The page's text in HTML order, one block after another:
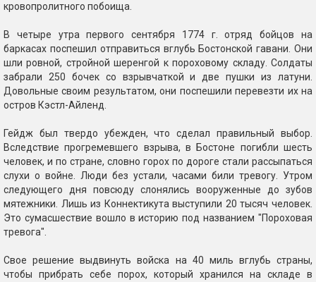
кровопролитного побоища.
В четыре утра первого сентября 1774 г. отряд бойцов на
баркасах поспешил отправиться вглубь Бостонской гавани. Они
шли ровной, стройной шеренгой к пороховому складу. Солдаты
забрали 250 бочек со взрывчаткой и две пушки из латуни.
Довольные своим результатом, они поспешили перевезти их на
остров Кэстл-Айленд.
Гейдж был твердо убежден, что сделал правильный выбор.
Вследствие прогремевшего взрыва, в Бостоне погибли шесть
человек, и по стране, словно горох по дороге стали рассыпаться
слухи о войне. Люди без устали, часами били тревогу. Утром
следующего дня повсюду слонялись вооруженные до зубов
мятежники. Лишь из Коннектикута выступили 20 тысяч человек.
Это сумасшествие вошло в историю под названием "Пороховая
тревога".
Свое решение выдвинуть войска на 40 миль вглубь страны,
чтобы прибрать себе порох, который хранился на складе в